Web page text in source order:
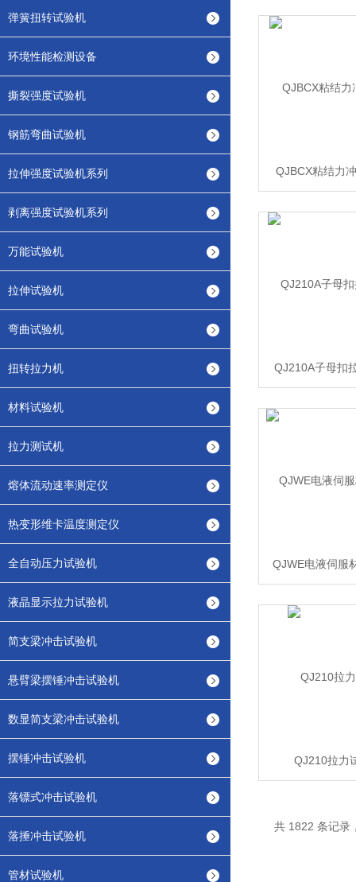
弹簧扭转试验机
环境性能检测设备
撕裂强度试验机
钢筋弯曲试验机
拉伸强度试验机系列
剥离强度试验机系列
万能试验机
拉伸试验机
弯曲试验机
扭转拉力机
材料试验机
拉力测试机
熔体流动速率测定仪
热变形维卡温度测定仪
全自动压力试验机
液晶显示拉力试验机
简支梁冲击试验机
悬臂梁摆锤冲击试验机
数显简支梁冲击试验机
摆锤冲击试验机
落镖式冲击试验机
落捶冲击试验机
管材试验机
QJBCX粘结力
QJ210A子母扣
QJWE电液伺服
QJ210拉力
共 1822 条记